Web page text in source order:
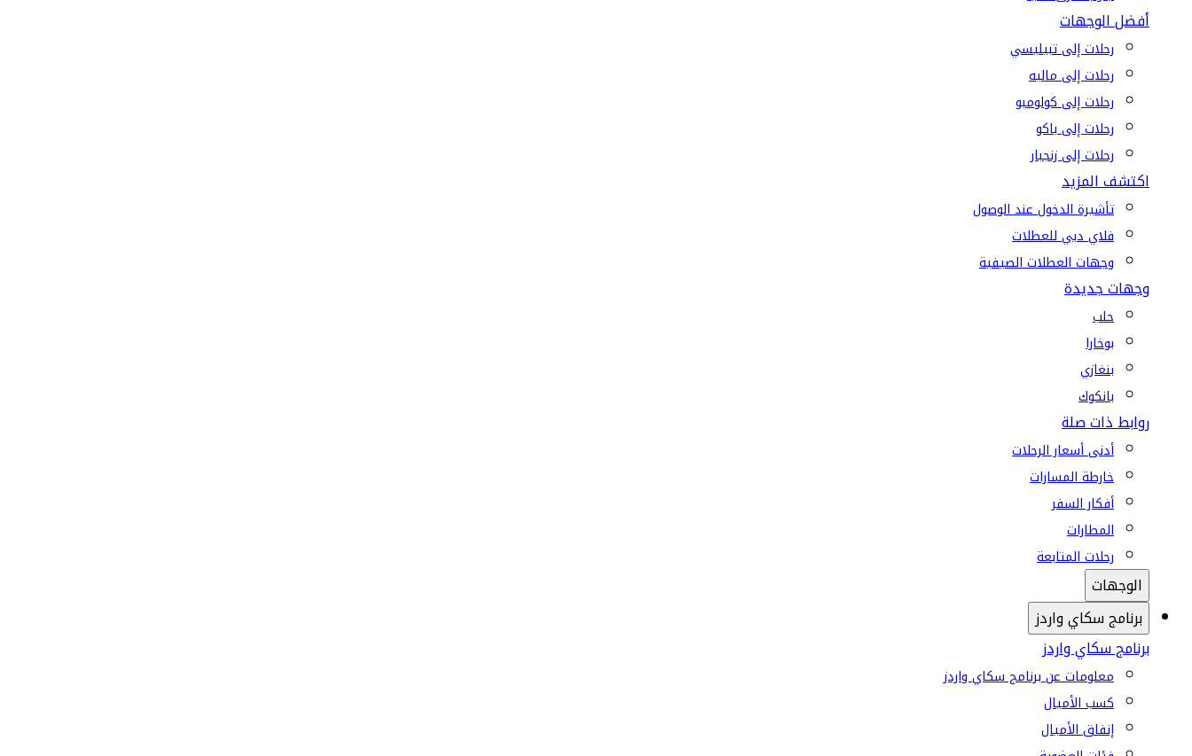
أفضل الوجهات
رحلات إلى تبيليسي
رحلات إلى ماليه
رحلات إلى كولومبو
رحلات إلى باكو
رحلات إلى زنجبار
اكتشف المزيد
تأشيرة الدخول عند الوصول
فلاي دبي للعطلات
وجهات العطلات الصيفية
وجهات جديدة
حلب
بوخارا
بنغازي
بانكوك
روابط ذات صلة
أدنى أسعار الرحلات
خارطة المسارات
أفكار السفر
المطارات
رحلات المتابعة
الوجهات
برنامج سكاي واردز
برنامج سكاي واردز
معلومات عن برنامج سكاي واردز
كسب الأميال
إنفاق الأميال